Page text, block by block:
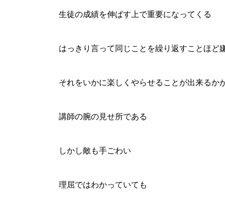
生徒の成績を伸ばす上で重要になってくる
はっきり言って同じことを繰り返すことほど
それをいかに楽しくやらせることが出来るか
講師の腕の見せ所である
しかし敵も手ごわい
理屈ではわかっていても